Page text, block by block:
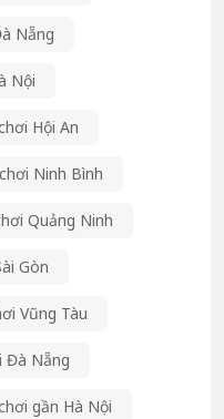
Nẵng
Nội
Hội An
Ninh Bình
Quảng Ninh
Gòn
Vũng Tàu
Đà Nẵng
gần Hà Nội